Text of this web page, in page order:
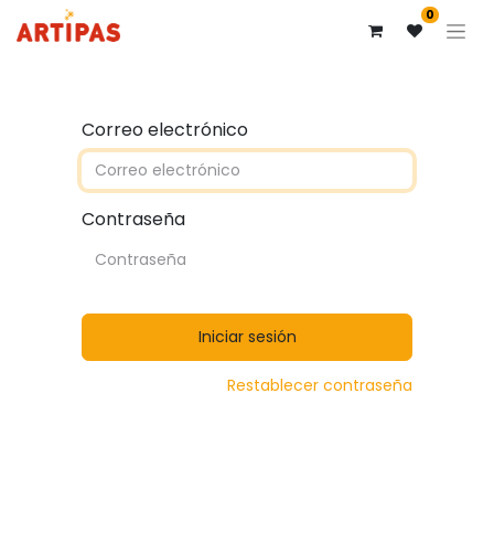
0
Correo electrónico
Contraseña
Iniciar sesión
Restablecer contraseña